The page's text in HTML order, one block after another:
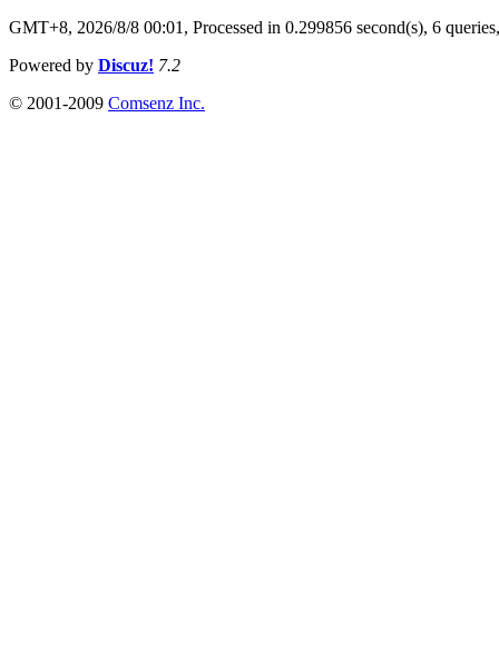
GMT+8, 2026/8/8 00:01, Processed in 0.299856 second(s), 6
Powered by Discuz! 7.2
© 2001-2009 Comsenz Inc.